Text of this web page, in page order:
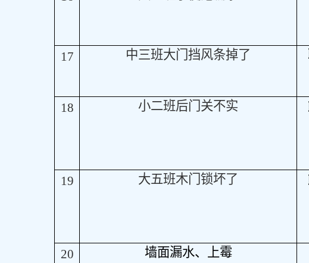
17 中三班大门挡风条掉了
18 小二班后门关不实
19 大五班木门锁坏了
20 墙面漏水、上霉